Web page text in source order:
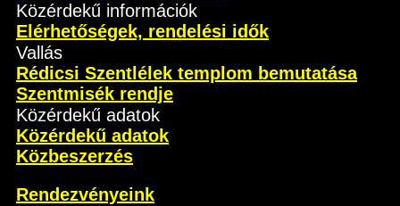
Közérdekű információk
Elérhetőségek, rendelési idők
Vallás
Rédicsi Szentlélek templom bemutatása
Szentmisék rendje
Közérdekű adatok
Közérdekű adatok
Közbeszerzés
Rendezvényeink